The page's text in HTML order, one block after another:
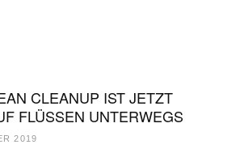
CLEANUP IST JETZT
FLÜSSEN UNTERWEGS
2019